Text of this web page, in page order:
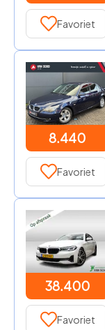
Favoriet
8.440
Favoriet
38.400
Favoriet